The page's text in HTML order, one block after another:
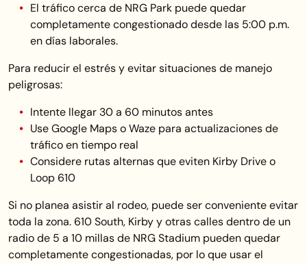
El tráfico cerca de NRG Park puede quedar
completamente congestionado desde las 5:00 p.m.
en días laborales.
Para reducir el estrés y evitar situaciones de manejo
peligrosas:
Intente llegar 30 a 60 minutos antes
Use Google Maps o Waze para actualizaciones de
tráfico en tiempo real
Considere rutas alternas que eviten Kirby Drive o
Loop 610
Si no planea asistir al rodeo, puede ser conveniente evitar
toda la zona. 610 South, Kirby y otras calles dentro de un
radio de 5 a 10 millas de NRG Stadium pueden quedar
completamente congestionadas, por lo que usar el